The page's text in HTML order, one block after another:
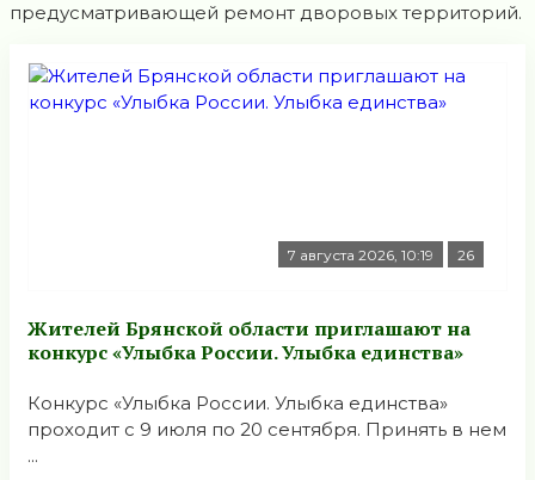
предусматривающей ремонт дворовых территорий.
7 августа 2026, 10:19 26
Жителей Брянской области приглашают на
конкурс «Улыбка России. Улыбка единства»
Конкурс «Улыбка России. Улыбка единства»
проходит с 9 июля по 20 сентября. Принять в нем
...